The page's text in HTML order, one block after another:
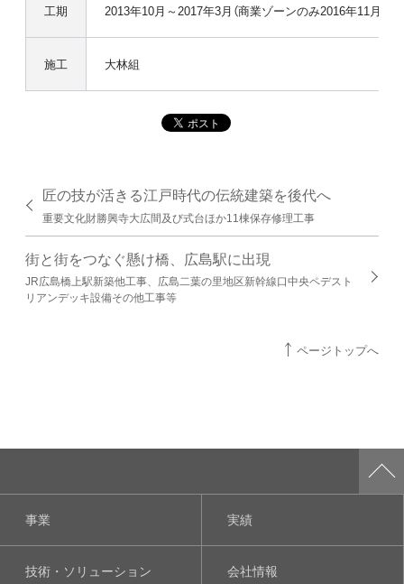
工期 2013年10月～2017年3月（商業ゾーンのみ2016年11月）
施工 大林組
匠の技が活きる江戸時代の伝統建築を後代へ
重要文化財勝興寺大広間及び式台ほか11棟保存修理工事
街と街をつなぐ懸け橋、広島駅に出現
JR広島橋上駅新築他工事、広島二葉の里地区新幹線口中央ペデスト
リアンデッキ設備その他工事等
ページトップへ
事業 実績
技術・ソリューション 会社情報